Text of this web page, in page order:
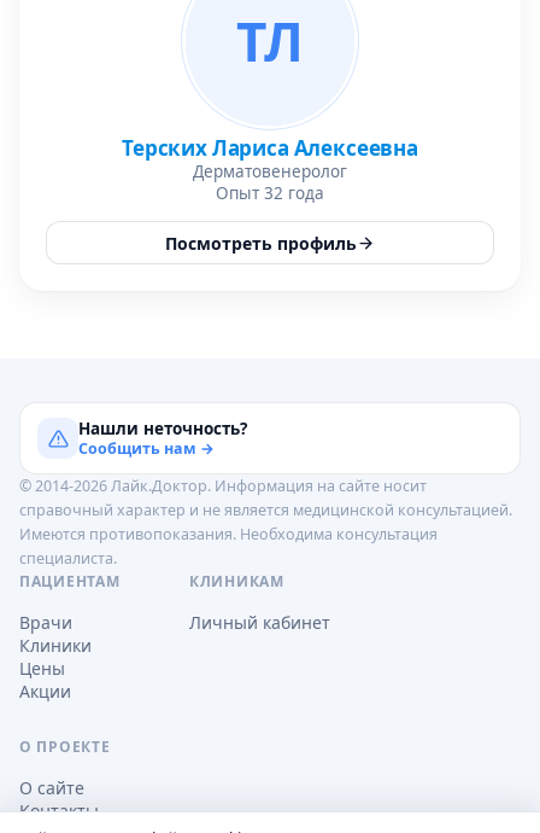
ТЛ
Терских Лариса Алексеевна
Дерматовенеролог
Опыт 32 года
Посмотреть профиль
Нашли неточность?
Сообщить нам →
© 2014-2026 Лайк.Доктор. Информация на сайте носит
справочный характер и не является медицинской консультацией.
Имеются противопоказания. Необходима консультация
специалиста.
ПАЦИЕНТАМ
Врачи
Клиники
Цены
Акции
КЛИНИКАМ
Личный кабинет
О ПРОЕКТЕ
О сайте
Контакты